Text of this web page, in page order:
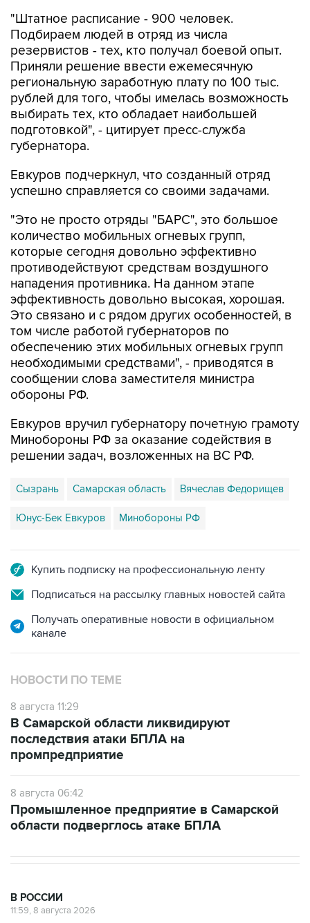
"Штатное расписание - 900 человек.
Подбираем людей в отряд из числа
резервистов - тех, кто получал боевой опыт.
Приняли решение ввести ежемесячную
региональную заработную плату по 100 тыс.
рублей для того, чтобы имелась возможность
выбирать тех, кто обладает наибольшей
подготовкой", - цитирует пресс-служба
губернатора.
Евкуров подчеркнул, что созданный отряд
успешно справляется со своими задачами.
"Это не просто отряды "БАРС", это большое
количество мобильных огневых групп,
которые сегодня довольно эффективно
противодействуют средствам воздушного
нападения противника. На данном этапе
эффективность довольно высокая, хорошая.
Это связано и с рядом других особенностей, в
том числе работой губернаторов по
обеспечению этих мобильных огневых групп
необходимыми средствами", - приводятся в
сообщении слова заместителя министра
обороны РФ.
Евкуров вручил губернатору почетную грамоту
Минобороны РФ за оказание содействия в
решении задач, возложенных на ВС РФ.
Сызрань Самарская область Вячеслав Федорищев
Юнус-Бек Евкуров Минобороны РФ
Купить подписку на профессиональную ленту
Подписаться на рассылку главных новостей сайта
Получать оперативные новости в официальном
канале
НОВОСТИ ПО ТЕМЕ
8 августа 11:29
В Самарской области ликвидируют
последствия атаки БПЛА на
промпредприятие
8 августа 06:42
Промышленное предприятие в Самарской
области подверглось атаке БПЛА
В РОССИИ
11:59, 8 августа 2026